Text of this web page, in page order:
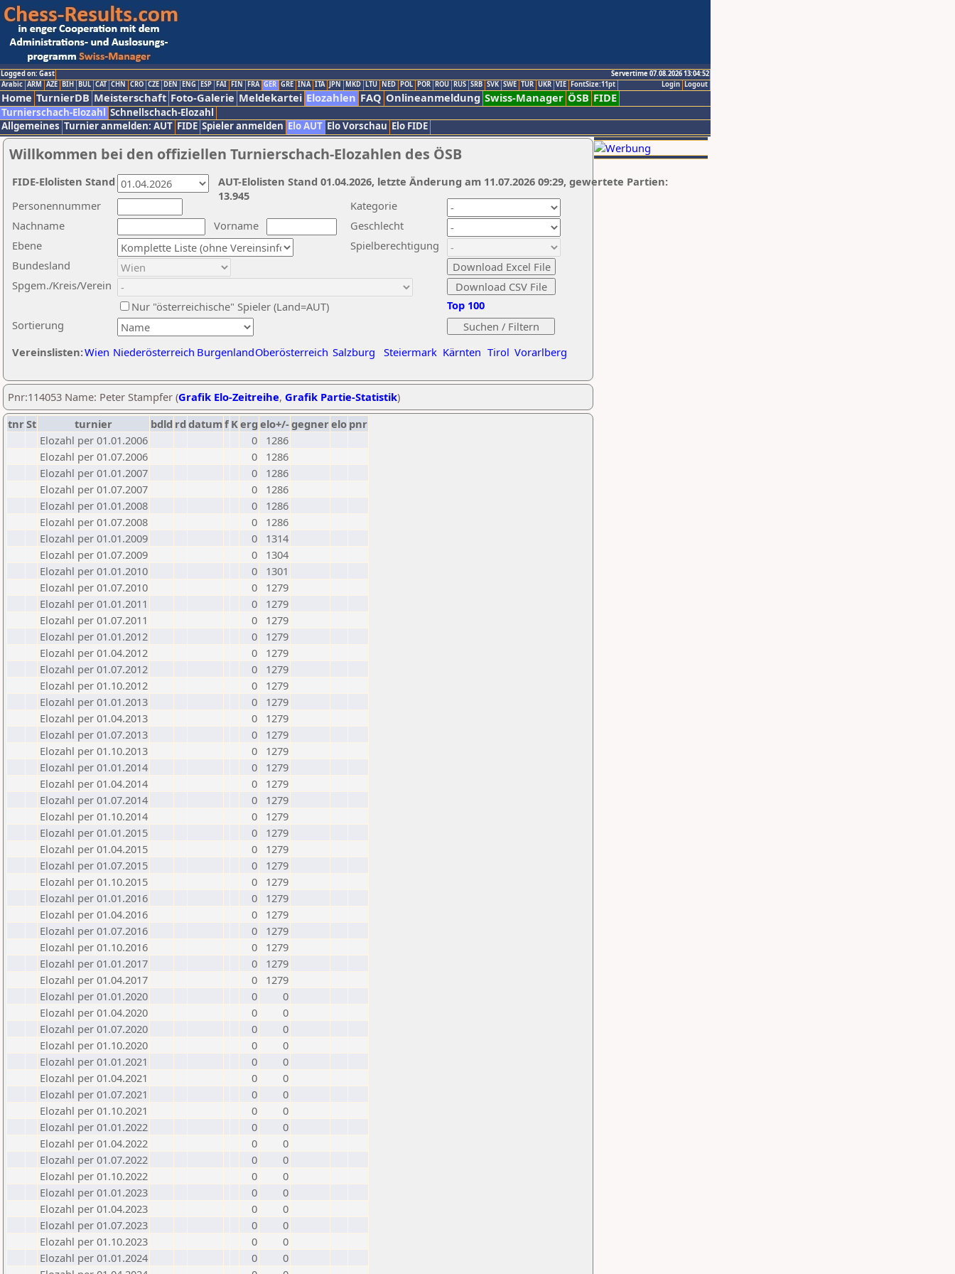
Logged on: Gast
Servertime 07.08.2026 13:04:52
Logout
Login
Arabic ARM AZE BIH BUL CAT CHN CRO CZE DEN ENG ESP FAI FIN FRA GER GRE INA ITA JPN MKD LTU NED POL POR ROU RUS SRB SVK SWE TUR UKR VIE FontSize:11pt
Home TurnierDB Meisterschaft Foto-Galerie Meldekartei Elozahlen FAQ Onlineanmeldung Swiss-Manager ÖSB FIDE
Turnierschach-Elozahl Schnellschach-Elozahl
Allgemeines Turnier anmelden: AUT FIDE Spieler anmelden Elo AUT Elo Vorschau Elo FIDE
Willkommen bei den offiziellen Turnierschach-Elozahlen des ÖSB
Nachname
Vorname
Ebene
Kategorie
Sortierung
Personennummer
Bundesland
Spgem./Kreis/Verein
Geschlecht
Nur "österreichische" Spieler (Land=AUT)
Spielberechtigung
Vereinslisten:Wien Niederösterreich BurgenlandOberösterreich Salzburg Steiermark Kärnten Tirol Vorarlberg
Top 100
AUT-Elolisten Stand 01.04.2026, letzte Änderung am 11.07.2026 09:29, gewertete Partien:
13.945
FIDE-Elolisten Stand
Pnr:114053 Name: Peter Stampfer (Grafik Elo-Zeitreihe, Grafik Partie-Statistik)
tnrSt turnier bdld rd datumf Kerg elo+/-gegnerelo pnr
Elozahl per 01.01.2006
0
1286
Elozahl per 01.07.2006
0
1286
Elozahl per 01.01.2007
0
1286
Elozahl per 01.07.2007
0
1286
Elozahl per 01.01.2008
0
1286
Elozahl per 01.07.2008
0
1286
Elozahl per 01.01.2009
0
1314
Elozahl per 01.07.2009
0
1304
Elozahl per 01.01.2010
0
1301
Elozahl per 01.07.2010
0
1279
Elozahl per 01.01.2011
0
1279
Elozahl per 01.07.2011
0
1279
Elozahl per 01.01.2012
0
1279
Elozahl per 01.04.2012
0
1279
Elozahl per 01.07.2012
0
1279
Elozahl per 01.10.2012
0
1279
Elozahl per 01.01.2013
0
1279
Elozahl per 01.04.2013
0
1279
Elozahl per 01.07.2013
0
1279
Elozahl per 01.10.2013
0
1279
Elozahl per 01.01.2014
0
1279
Elozahl per 01.04.2014
0
1279
Elozahl per 01.07.2014
0
1279
Elozahl per 01.10.2014
0
1279
Elozahl per 01.01.2015
0
1279
Elozahl per 01.04.2015
0
1279
Elozahl per 01.07.2015
0
1279
Elozahl per 01.10.2015
0
1279
Elozahl per 01.01.2016
0
1279
Elozahl per 01.04.2016
0
1279
Elozahl per 01.07.2016
0
1279
Elozahl per 01.10.2016
0
1279
Elozahl per 01.01.2017
0
1279
Elozahl per 01.04.2017
0
1279
Elozahl per 01.01.2020
0
0
Elozahl per 01.04.2020
0
0
Elozahl per 01.07.2020
0
0
Elozahl per 01.10.2020
0
0
Elozahl per 01.01.2021
0
0
Elozahl per 01.04.2021
0
0
Elozahl per 01.07.2021
0
0
Elozahl per 01.10.2021
0
0
Elozahl per 01.01.2022
0
0
Elozahl per 01.04.2022
0
0
Elozahl per 01.07.2022
0
0
Elozahl per 01.10.2022
0
0
Elozahl per 01.01.2023
0
0
Elozahl per 01.04.2023
0
0
Elozahl per 01.07.2023
0
0
Elozahl per 01.10.2023
0
0
Elozahl per 01.01.2024
0
0